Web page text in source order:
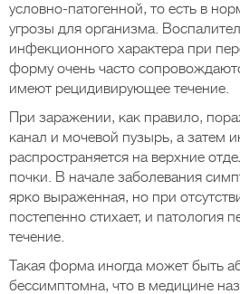
условно-патогенной, то есть в
угрозы для организма.
инфекционного характера при
форму очень часто
имеют рецидивирующее течение.
При заражении, как правило,
канал и мочевой пузырь, а затем
распространяется на верхние
почки. В начале заболевания
ярко выраженная, но при
постепенно стихает, и патология
течение.
Такая форма иногда может быть
бессимптомна, что в медицине